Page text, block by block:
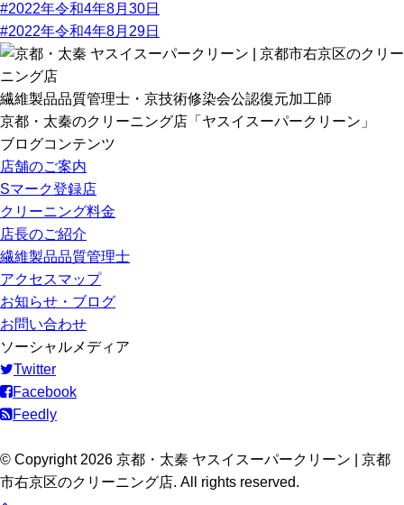
#2022年令和4年8月30日
#2022年令和4年8月29日
繊維製品品質管理士・京技術修染会公認復元加工師
京都・太秦のクリーニング店「ヤスイスーパークリーン」
ブログコンテンツ
店舗のご案内
Sマーク登録店
クリーニング料金
店長のご紹介
繊維製品品質管理士
アクセスマップ
お知らせ・ブログ
お問い合わせ
ソーシャルメディア
Twitter
Facebook
Feedly
© Copyright 2026 京都・太秦 ヤスイスーパークリーン | 京都
市右京区のクリーニング店. All rights reserved.